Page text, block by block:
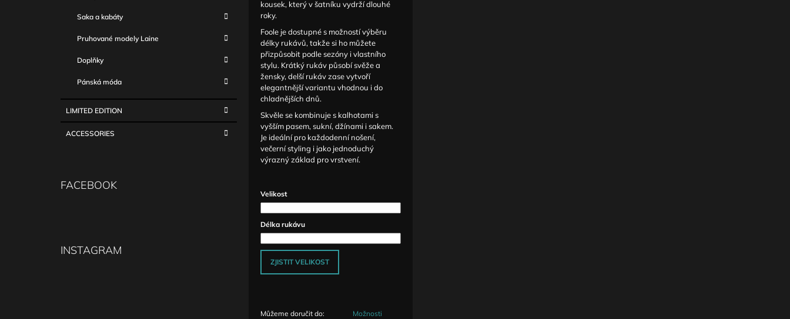
Saka a kabáty
Pruhované modely Laine
Doplňky
Pánská móda
LIMITED EDITION
ACCESSORIES
FACEBOOK
INSTAGRAM
kousek, který v šatníku vydrží dlouhé
roky.
Foole je dostupné s možností výběru
délky rukávů, takže si ho můžete
přizpůsobit podle sezóny i vlastního
stylu. Krátký rukáv působí svěže a
žensky, delší rukáv zase vytvoří
elegantnější variantu vhodnou i do
chladnějších dnů.
Skvěle se kombinuje s kalhotami s
vyšším pasem, sukní, džínami i sakem.
Je ideální pro každodenní nošení,
večerní styling i jako jednoduchý
výrazný základ pro vrstvení.
Velikost
Délka rukávu
ZJISTIT VELIKOST
Můžeme doručit do:
Možnosti